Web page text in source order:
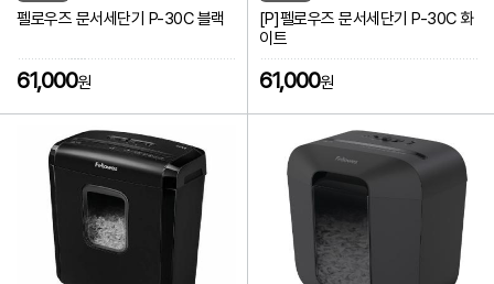
펠로우즈 문서세단기 P-30C 블랙
61,000원
[P]펠로우즈 문서세단기 P-30C 화
이트
61,000원